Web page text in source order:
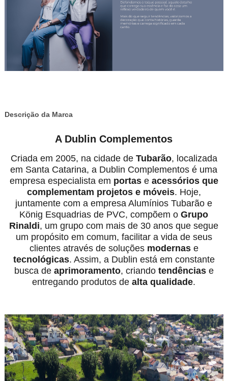
Descrição da Marca
A Dublin Complementos
Criada em 2005, na cidade de Tubarão, localizada
em Santa Catarina, a Dublin Complementos é uma
empresa especialista em portase acessórios que
complementam projetos e móveis. Hoje,
juntamente com a empresa Alumínios Tubarão e
König Esquadrias de PVC, compõem oGrupo
Rinaldi, um grupo com mais de 30 anos que segue
um propósito em comum, facilitar a vida de seus
clientes através de soluções modernase
tecnológicas. Assim, a Dublin está em constante
busca de aprimoramento, criando tendênciase
entregando produtos dealta qualidade.